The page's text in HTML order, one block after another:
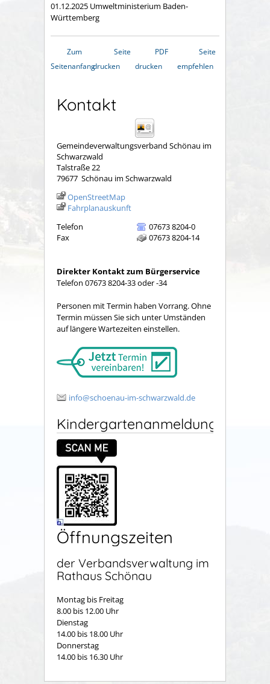
01.12.2025 Umweltministerium Baden-
Württemberg
Zum
Seitenanfang
Seite
drucken
PDF
drucken
Seite
empfehlen
Kontakt
Gemeindeverwaltungsverband Schönau im
Schwarzwald
Talstraße 22
79677 Schönau im Schwarzwald
OpenStreetMap
Fahrplanauskunft
Telefon
07673 8204-0
Fax
07673 8204-14
Direkter Kontakt zum Bürgerservice
Telefon 07673 8204-33 oder -34
Personen mit Termin haben Vorrang. Ohne
Termin müssen Sie sich unter Umständen
auf längere Wartezeiten einstellen.
info@schoenau-im-schwarzwald.de
Kindergartenanmeldung
Öffnungszeiten
der Verbandsverwaltung im
Rathaus Schönau
Montag bis Freitag
8.00 bis 12.00 Uhr
Dienstag
14.00 bis 18.00 Uhr
Donnerstag
14.00 bis 16.30 Uhr